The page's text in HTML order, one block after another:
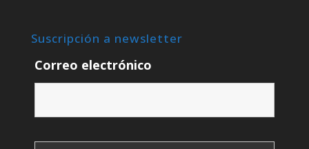
Suscripción a newsletter
Correo electrónico